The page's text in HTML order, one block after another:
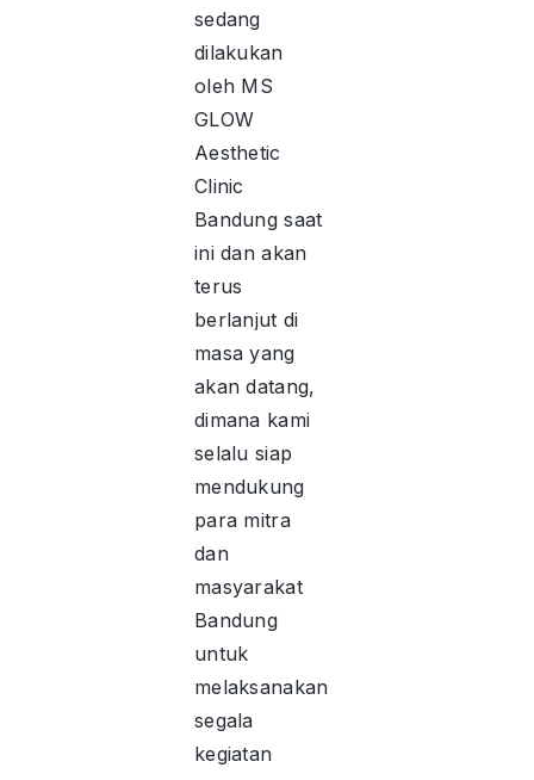
sedang
dilakukan
oleh MS
GLOW
Aesthetic
Clinic
Bandung saat
ini dan akan
terus
berlanjut di
masa yang
akan datang,
dimana kami
selalu siap
mendukung
para mitra
dan
masyarakat
Bandung
untuk
melaksanakan
segala
kegiatan